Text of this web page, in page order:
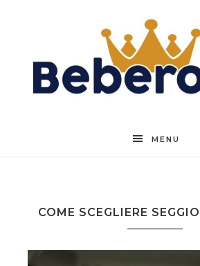
MENU
COME SCEGLIERE